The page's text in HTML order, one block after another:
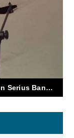
Turnamen U-20 Dibuka: Pemkot Ambon Serius Bangkitkan Sepak Bola dan Talenta Muda